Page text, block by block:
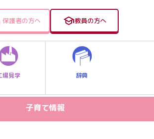
保護者の方へ 教員の方へ
場見学 辞典
子育て情報